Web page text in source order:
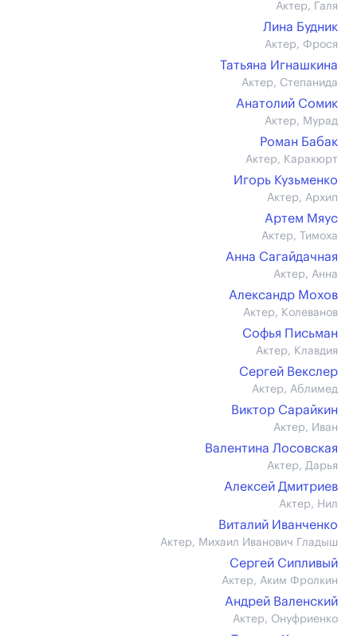
Актер, Галя
Лина Будник
Актер, Фрося
Татьяна Игнашкина
Актер, Степанида
Анатолий Сомик
Актер, Мурад
Роман Бабак
Актер, Каракюрт
Игорь Кузьменко
Актер, Архип
Артем Мяус
Актер, Тимоха
Анна Сагайдачная
Актер, Анна
Александр Мохов
Актер, Колеванов
Софья Письман
Актер, Клавдия
Сергей Векслер
Актер, Аблимед
Виктор Сарайкин
Актер, Иван
Валентина Лосовская
Актер, Дарья
Алексей Дмитриев
Актер, Нил
Виталий Иванченко
Актер, Михаил Иванович Гладыш
Сергей Сипливый
Актер, Аким Фролкин
Андрей Валенский
Актер, Онуфриенко